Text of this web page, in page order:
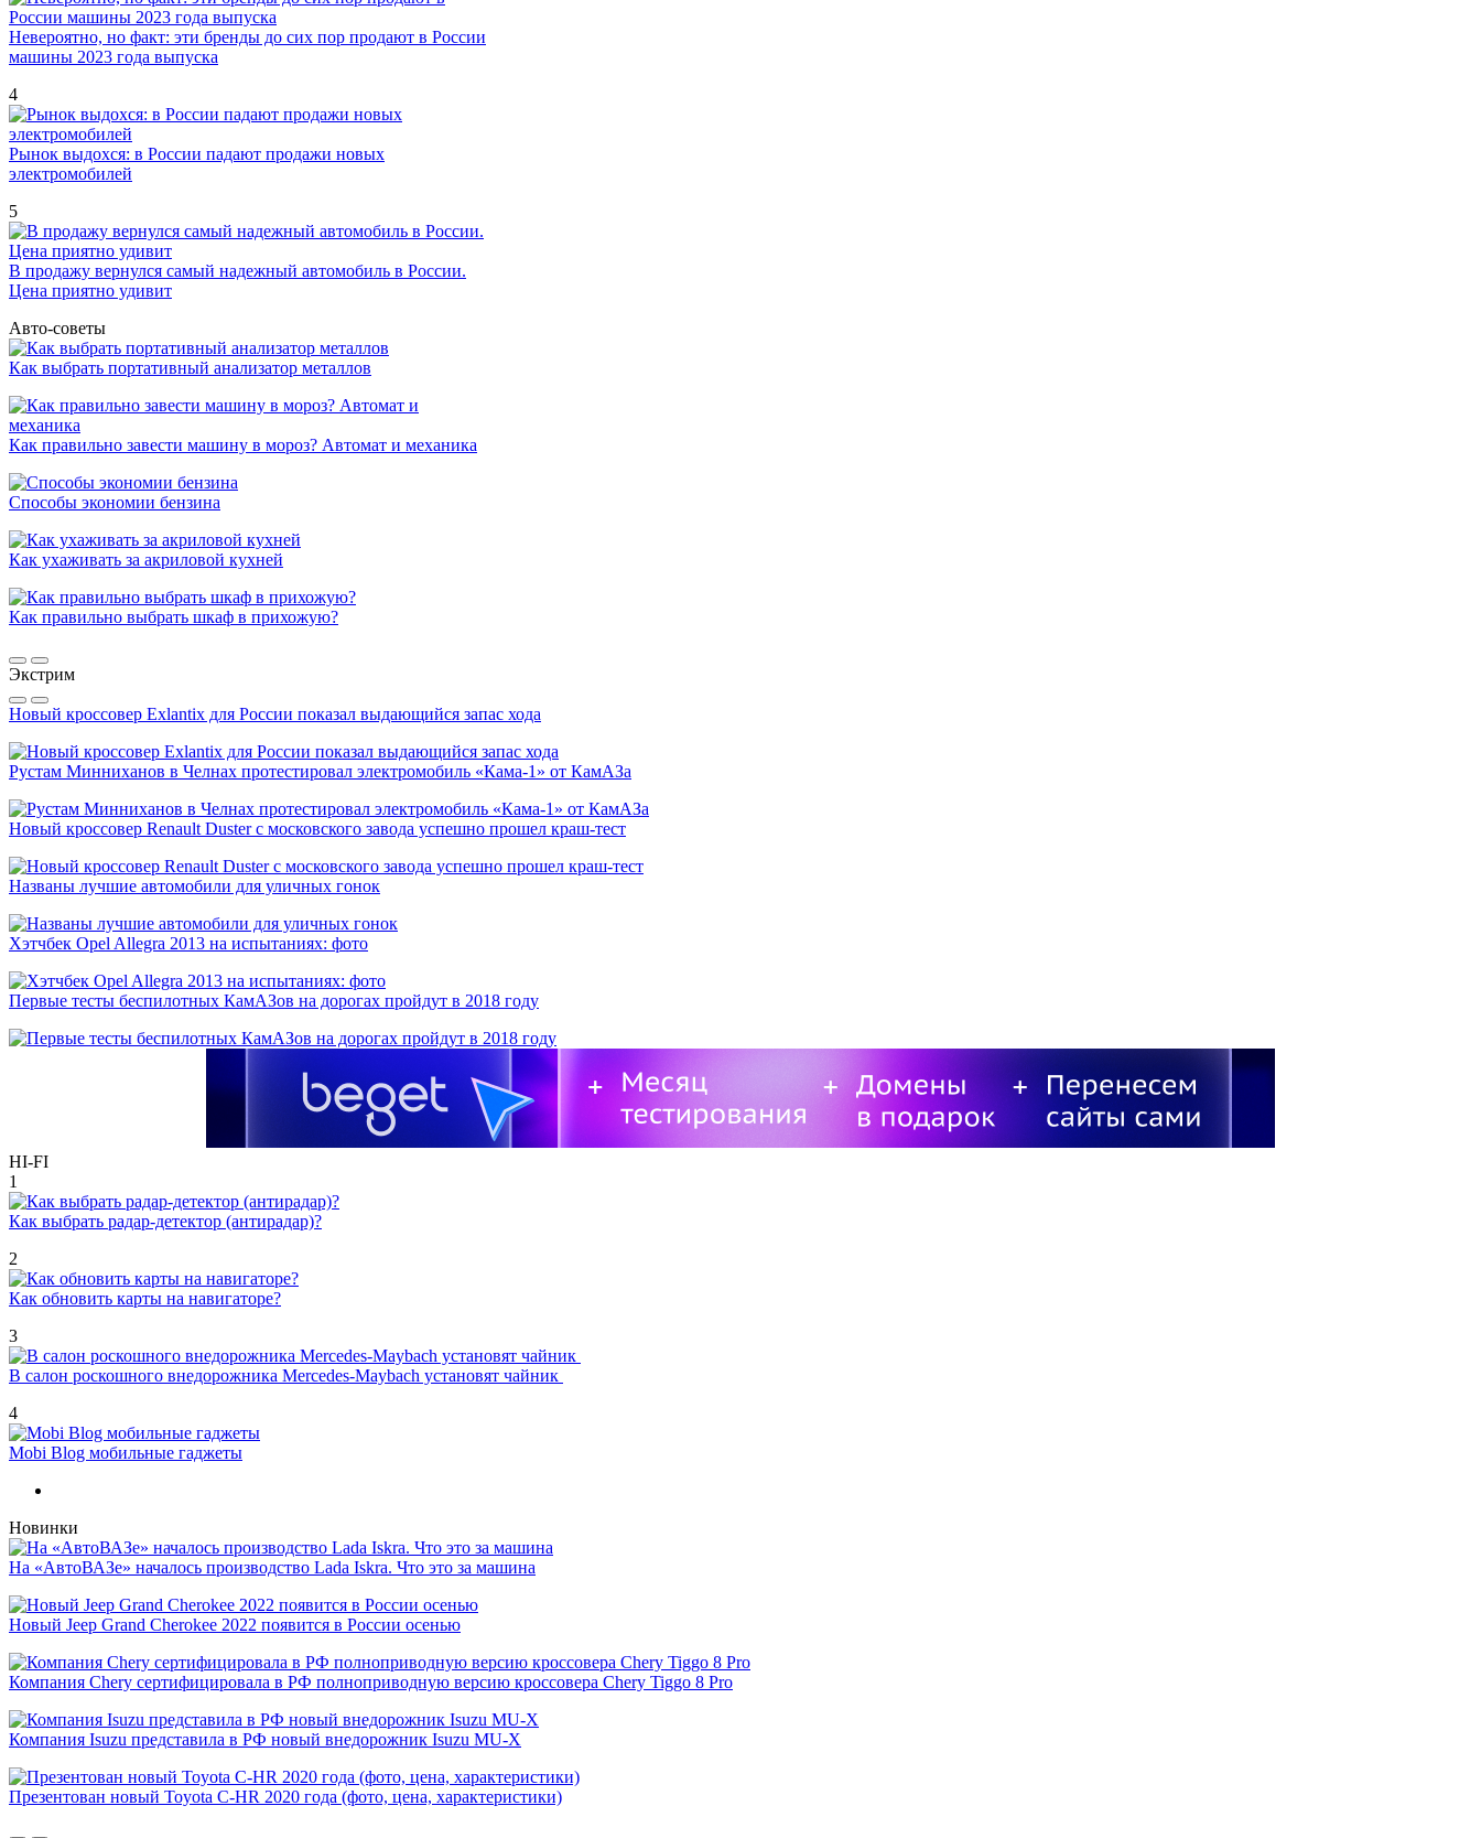
Невероятно, но факт: эти бренды до сих пор продают в России
машины 2023 года выпуска
4
Рынок выдохся: в России падают продажи новых
электромобилей
5
В продажу вернулся самый надежный автомобиль в России.
Цена приятно удивит
Авто-советы
Как выбрать портативный анализатор металлов
Как правильно завести машину в мороз? Автомат и механика
Способы экономии бензина
Как ухаживать за акриловой кухней
Как правильно выбрать шкаф в прихожую?
Экстрим
Новый кроссовер Exlantix для России показал выдающийся запас хода
Рустам Минниханов в Челнах протестировал электромобиль «Кама-1» от КамАЗа
Новый кроссовер Renault Duster с московского завода успешно прошел краш-тест
Названы лучшие автомобили для уличных гонок
Хэтчбек Opel Allegra 2013 на испытаниях: фото
Первые тесты беспилотных КамАЗов на дорогах пройдут в 2018 году
HI-FI
1
Как выбрать радар-детектор (антирадар)?
2
Как обновить карты на навигаторе?
3
В салон роскошного внедорожника Mercedes-Maybach установят чайник
4
Mobi Blog мобильные гаджеты
Новинки
На «АвтоВАЗе» началось производство Lada Iskra. Что это за машина
Новый Jeep Grand Cherokee 2022 появится в России осенью
Компания Chery сертифицировала в РФ полноприводную версию кроссовера Chery Tiggo 8 Pro
Компания Isuzu представила в РФ новый внедорожник Isuzu MU-X
Презентован новый Toyota C-HR 2020 года (фото, цена, характеристики)